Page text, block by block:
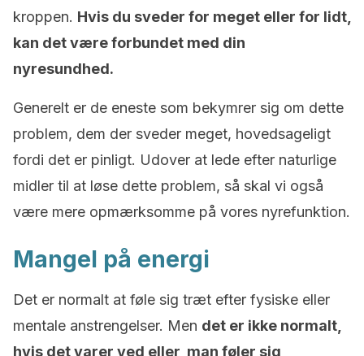
kroppen. Hvis du sveder for meget eller for lidt,
kan det være forbundet med din
nyresundhed.
Generelt er de eneste som bekymrer sig om dette
problem, dem der sveder meget, hovedsageligt
fordi det er pinligt. Udover at lede efter naturlige
midler til at løse dette problem, så skal vi også
være mere opmærksomme på vores nyrefunktion.
Mangel på energi
Det er normalt at føle sig træt efter fysiske eller
mentale anstrengelser. Men det er ikke normalt,
hvis det varer ved eller, man føler sig